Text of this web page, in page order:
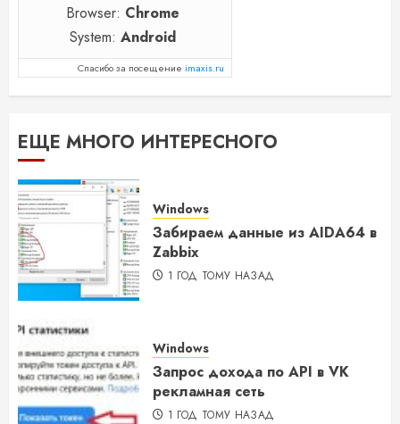
Browser: Chrome
System: Android
Спасибо за посещение imaxis.ru
ЕЩЕ МНОГО ИНТЕРЕСНОГО
Windows
Забираем данные из AIDA64 в
Zabbix
1 ГОД ТОМУ НАЗАД
Windows
Запрос дохода по API в VK
рекламная сеть
1 ГОД ТОМУ НАЗАД